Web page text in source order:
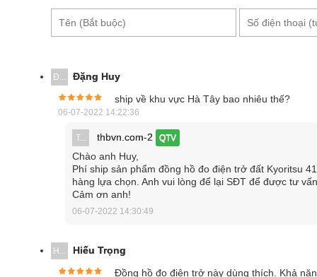
Trọn bộ sản phẩm
Phụ kiện đi kèm sản phẩm bao gồm: 7229A - đo
KEW; 9121 - dây đeo vai; 9125 - hộp đựng; pin R6
Kyoritsu Kew 4106 đa dạng tính năng
Ngoài khả năng đo điện trở đất từ 0.001Ω đến
có thể đo được dòng điện thử nghiệm lên tới
nhu cầu công việc khác nhau.
Đ...
Đặng Huy
ship về khu vực Hà Tây bao nhiêu thế?
06-07-2022 14:22:36
T... thbvn.com-2 QTV
Chào anh Huy,
Phí ship sản phẩm đồng hồ đo điện trở đất Kyoritsu
hàng lựa chọn. Anh vui lòng để lại SĐT để được tư
Cảm ơn anh!
06-07-2022 14:30:49
H...
Hiếu Trọng
Đồng hồ đo điện trở này dùng thích. Khả